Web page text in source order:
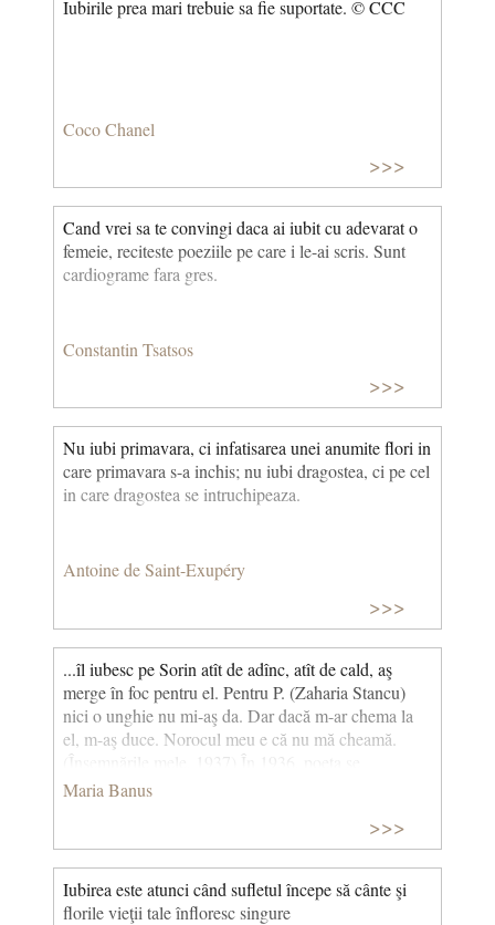
Iubirile prea mari trebuie sa fie suportate. © CCC
Coco Chanel
>>>
Cand vrei sa te convingi daca ai iubit cu adevarat o
femeie, reciteste poeziile pe care i le-ai scris. Sunt
cardiograme fara gres.
Constantin Tsatsos
>>>
Nu iubi primavara, ci infatisarea unei anumite flori in
care primavara s-a inchis; nu iubi dragostea, ci pe cel
in care dragostea se intruchipeaza.
Antoine de Saint-Exupéry
>>>
...îl iubesc pe Sorin atît de adînc, atît de cald, aş
merge în foc pentru el. Pentru P. (Zaharia Stancu)
nici o unghie nu mi-aş da. Dar dacă m-ar chema la
el, m-aş duce. Norocul meu e că nu mă cheamă.
(Însemnările mele, 1937) În 1936, poeta se
căsătoreşte cu inginerul Sorin Ebner. Are ocazia de a
bucureştean, pe şantierele pe care le conduce soţul
ei, la Braşov, Zărneşti, Mărgineanca, Petroşani etc.,
să facă cunoştinţă cu alte medii sociale.
Maria Banus
>>>
Iubirea este atunci când sufletul începe să cânte şi
florile vieţii tale înfloresc singure